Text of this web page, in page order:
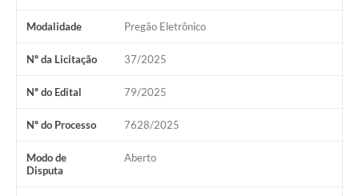
Modalidade Pregão Eletrônico
Nº da Licitação 37/2025
Nº do Edital 79/2025
Nº do Processo 7628/2025
Modo de
Disputa
Aberto